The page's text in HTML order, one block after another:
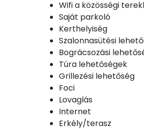
Fűtés
Korlátlan
Játszóház
Teke
Asztali etetőszék
Játszótér
Napozóterasz
Wifi a közösségi
Saját parkoló